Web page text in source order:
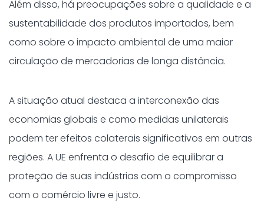
Além disso, há preocupações sobre a qualidade e a
sustentabilidade dos produtos importados, bem
como sobre o impacto ambiental de uma maior
circulação de mercadorias de longa distância.​
A situação atual destaca a interconexão das
economias globais e como medidas unilaterais
podem ter efeitos colaterais significativos em outras
regiões. A UE enfrenta o desafio de equilibrar a
proteção de suas indústrias com o compromisso
com o comércio livre e justo.​